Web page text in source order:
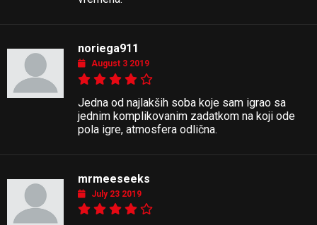
noriega911
August 3 2019
Jedna od najlakših soba koje sam igrao sa
jednim komplikovanim zadatkom na koji ode
pola igre, atmosfera odlična.
mrmeeseeks
July 23 2019